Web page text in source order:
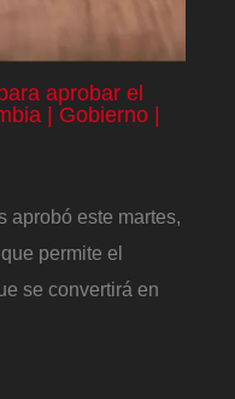
aprobar el
| Gobierno |
aprobó este martes,
permite el
se convertirá en